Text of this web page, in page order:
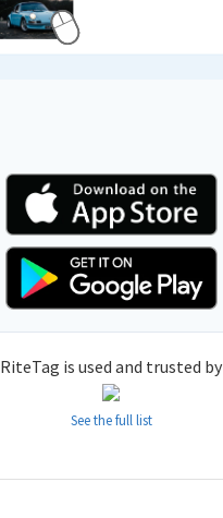
RiteTag is used and trusted by
See the full list